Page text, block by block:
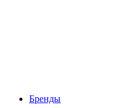
Бренды